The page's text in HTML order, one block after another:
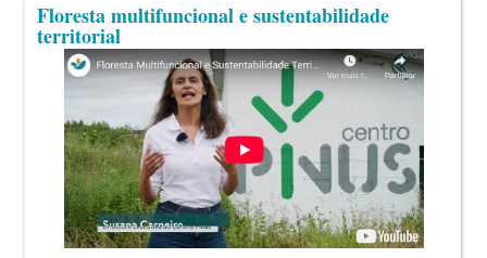
Floresta multifuncional e sustentabilidade
territorial